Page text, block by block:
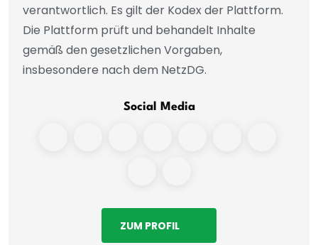
verantwortlich. Es gilt der Kodex der Plattform.
Die Plattform prüft und behandelt Inhalte
gemäß den gesetzlichen Vorgaben,
insbesondere nach dem NetzDG.
Social Media
ZUM PROFIL